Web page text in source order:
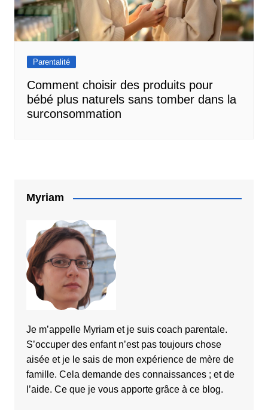
Parentalité
Comment choisir des produits pour
bébé plus naturels sans tomber dans la
surconsommation
Myriam
Je m’appelle Myriam et je suis coach parentale.
S’occuper des enfant n’est pas toujours chose
aisée et je le sais de mon expérience de mère de
famille. Cela demande des connaissances ; et de
l’aide. Ce que je vous apporte grâce à ce blog.